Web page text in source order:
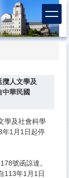
攬人文學及
華民國
學及社會科學
年1月1日起停
號函諒達。
113年1月1日